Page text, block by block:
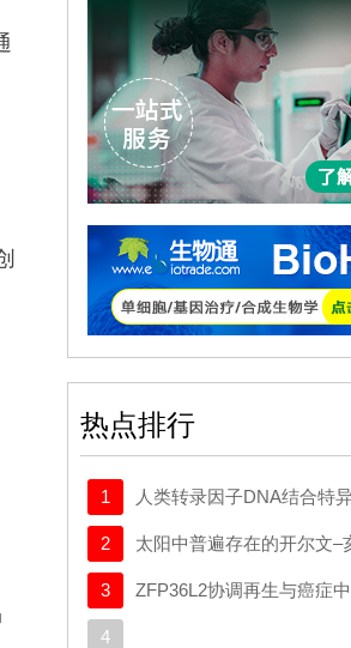
热点排行
1 人类转录因子DNA结合特异性的
2 太阳中普遍存在的开尔文–亥姆霍兹不稳定性驱动
3 ZFP36L2协调再生与癌症中的应激适
4